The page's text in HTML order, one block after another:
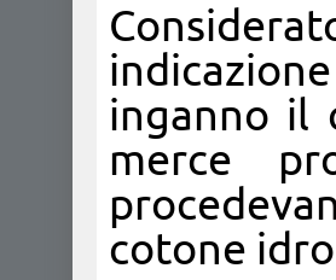
inganno il
merce
cotone